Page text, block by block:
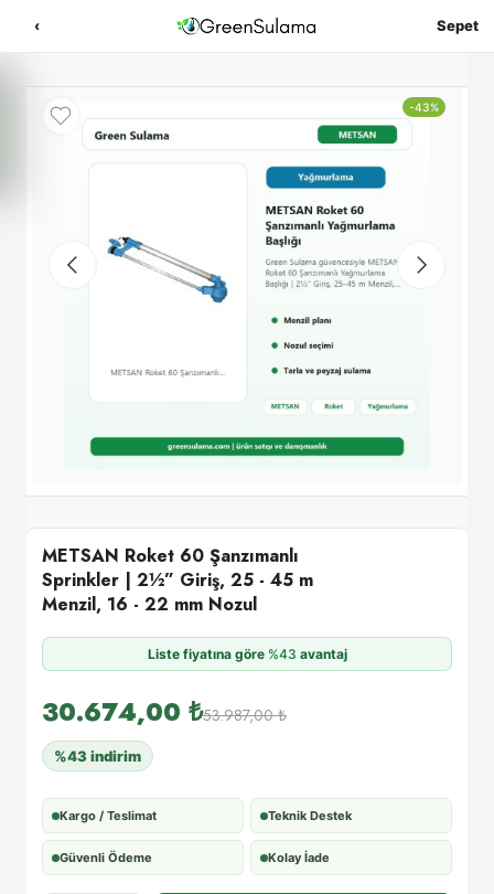
-43%
METSAN Roket 60 Şanzımanlı
Sprinkler | 2½” Giriş, 25 - 45 m
Menzil, 16 - 22 mm Nozul
Liste fiyatına göre %43 avantaj
53.987,00₺
30.674,00 ₺
%43 indirim
Kargo / Teslimat Teknik Destek
Güvenli Ödeme Kolay İade
‹ Sepet